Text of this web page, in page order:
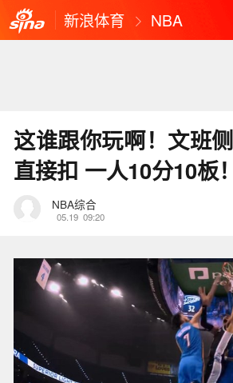
新浪体育 NBA
这谁跟你玩啊！文班
直接扣 一人10分10板！
NBA综合
05.19 09:20